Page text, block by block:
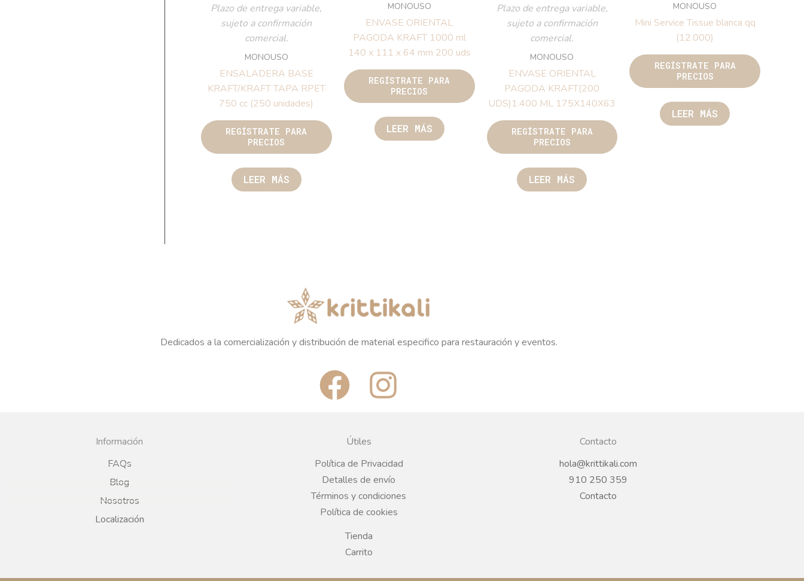
Plazo de entrega variable,
sujeto a confirmación
comercial.
MONOUSO
ENSALADERA BASE
KRAFT/KRAFT TAPA RPET
750 cc (250 unidades)
REGÍSTRATE PARA
PRECIOS
LEER MÁS
MONOUSO
ENVASE ORIENTAL
PAGODA KRAFT 1000 ml
140 x 111 x 64 mm 200 uds
REGÍSTRATE PARA
PRECIOS
LEER MÁS
Plazo de entrega variable,
sujeto a confirmación
comercial.
MONOUSO
ENVASE ORIENTAL
PAGODA KRAFT(200
UDS)1.400 ML 175X140X63
REGÍSTRATE PARA
PRECIOS
LEER MÁS
MONOUSO
Mini Service Tissue blanca qq
(12.000)
REGÍSTRATE PARA
PRECIOS
LEER MÁS
Dedicados a la comercialización y distribución de material especifico para restauración y eventos.
F
a
c
e
b
o
o
I
n
t
a
Información
FAQs
Blog
Nosotros
Localización
Útiles
Política de Privacidad
Detalles de envío
Términos y condiciones
Política de cookies
Tienda
Carrito
Contacto
hola@krittikali.com
910 250 359
Contacto